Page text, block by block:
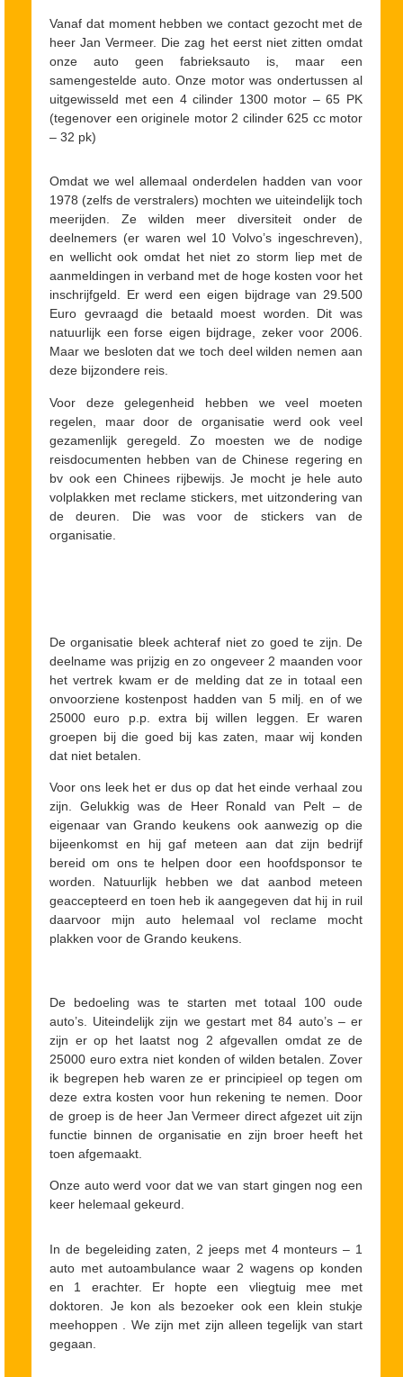
Vanaf dat moment hebben we contact gezocht met de
heer Jan Vermeer. Die zag het eerst niet zitten omdat
onze auto geen fabrieksauto is, maar een
samengestelde auto. Onze motor was ondertussen al
uitgewisseld met een 4 cilinder 1300 motor – 65 PK
(tegenover een originele motor 2 cilinder 625 cc motor
– 32 pk)
Omdat we wel allemaal onderdelen hadden van voor
1978 (zelfs de verstralers) mochten we uiteindelijk toch
meerijden. Ze wilden meer diversiteit onder de
deelnemers (er waren wel 10 Volvo’s ingeschreven),
en wellicht ook omdat het niet zo storm liep met de
aanmeldingen in verband met de hoge kosten voor het
inschrijfgeld. Er werd een eigen bijdrage van 29.500
Euro gevraagd die betaald moest worden. Dit was
natuurlijk een forse eigen bijdrage, zeker voor 2006.
Maar we besloten dat we toch deel wilden nemen aan
deze bijzondere reis.
Voor deze gelegenheid hebben we veel moeten
regelen, maar door de organisatie werd ook veel
gezamenlijk geregeld. Zo moesten we de nodige
reisdocumenten hebben van de Chinese regering en
bv ook een Chinees rijbewijs. Je mocht je hele auto
volplakken met reclame stickers, met uitzondering van
de deuren. Die was voor de stickers van de
organisatie.
De organisatie bleek achteraf niet zo goed te zijn. De
deelname was prijzig en zo ongeveer 2 maanden voor
het vertrek kwam er de melding dat ze in totaal een
onvoorziene kostenpost hadden van 5 milj. en of we
25000 euro p.p. extra bij willen leggen. Er waren
groepen bij die goed bij kas zaten, maar wij konden
dat niet betalen.
Voor ons leek het er dus op dat het einde verhaal zou
zijn. Gelukkig was de Heer Ronald van Pelt – de
eigenaar van Grando keukens ook aanwezig op die
bijeenkomst en hij gaf meteen aan dat zijn bedrijf
bereid om ons te helpen door een hoofdsponsor te
worden. Natuurlijk hebben we dat aanbod meteen
geaccepteerd en toen heb ik aangegeven dat hij in ruil
daarvoor mijn auto helemaal vol reclame mocht
plakken voor de Grando keukens.
De bedoeling was te starten met totaal 100 oude
auto’s. Uiteindelijk zijn we gestart met 84 auto’s – er
zijn er op het laatst nog 2 afgevallen omdat ze de
25000 euro extra niet konden of wilden betalen. Zover
ik begrepen heb waren ze er principieel op tegen om
deze extra kosten voor hun rekening te nemen. Door
de groep is de heer Jan Vermeer direct afgezet uit zijn
functie binnen de organisatie en zijn broer heeft het
toen afgemaakt.
Onze auto werd voor dat we van start gingen nog een
keer helemaal gekeurd.
In de begeleiding zaten, 2 jeeps met 4 monteurs – 1
auto met autoambulance waar 2 wagens op konden
en 1 erachter. Er hopte een vliegtuig mee met
doktoren. Je kon als bezoeker ook een klein stukje
meehoppen . We zijn met zijn alleen tegelijk van start
gegaan.